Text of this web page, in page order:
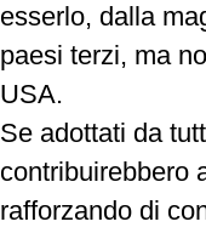
esserlo, dalla
paesi terzi, ma
USA.
Se adottati da
contribuirebbero
rafforzando di